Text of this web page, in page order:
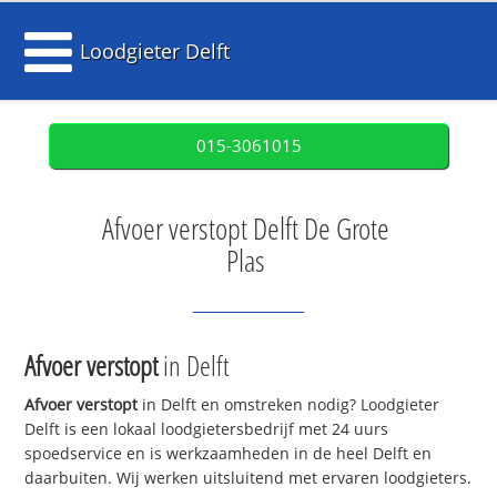
Loodgieter Delft
015-3061015
Afvoer verstopt Delft De Grote
Plas
Afvoer verstoptin Delft
Afvoer verstoptin Delft en omstreken nodig? Loodgieter
Delft is een lokaal loodgietersbedrijf met 24 uurs
spoedservice en is werkzaamheden in de heel Delft en
daarbuiten. Wij werken uitsluitend met ervaren loodgieters.